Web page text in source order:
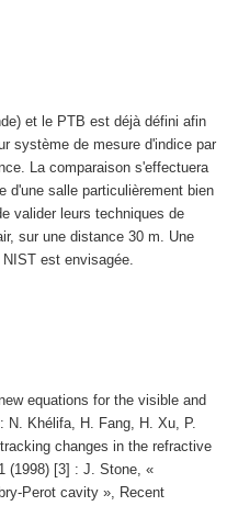
et le PTB est déjà défini afin
système de mesure d'indice par
La comparaison s'effectuera
d'une salle particulièrement bien
valider leurs techniques de
sur une distance 30 m. Une
est envisagée.
equations for the visible and
N. Khélifa, H. Fang, H. Xu, P.
changes in the refractive
(1998) [3] : J. Stone, «
Perot cavity », Recent